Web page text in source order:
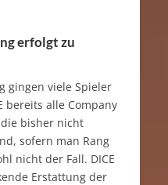
erfolgt zu
gingen viele Spieler
bereits alle Company
bisher nicht
sofern man Rang
nicht der Fall. DICE
Erstattung der